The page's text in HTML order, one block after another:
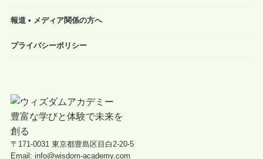
報道 • メディア関係の方へ
プライバシーポリシー
〒171-0031 東京都豊島区目白2-20-5
Email: info@wisdom-academy.com